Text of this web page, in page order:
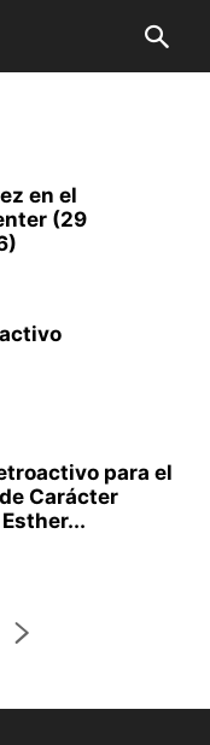
en el
(29
para el
Carácter